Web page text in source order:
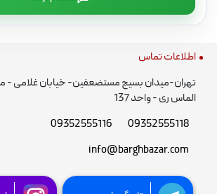
اطلاعات تماس
تهران-میدان بسیج مستضعفین- خیابان غلامی -
الماس ری - واحد 137
09352555118
09352555116
info@barghbazar.com